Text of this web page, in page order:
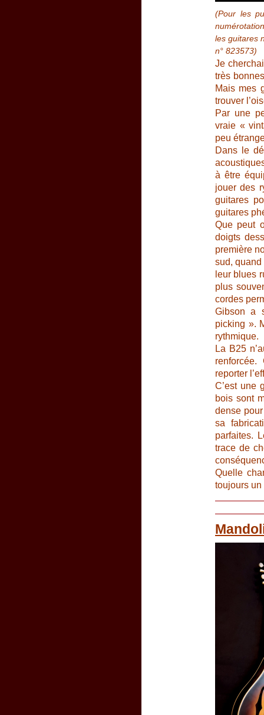
(Pour les
les guitares
n° 823573)
Je
très
Mais mes
trouver
Par une
vraie «
peu
Dans le
à être
jouer des
guitares
guitares
Que peut
doigts
première
sud,
leur blues
plus
cordes
Gibson a
picking ».
rythmique.
La B25
reporter
C’est une
bois sont
dense
sa
parfaites.
trace de
Quelle
toujours